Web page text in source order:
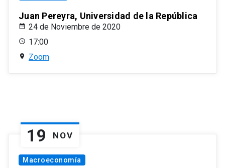
Juan Pereyra, Universidad de la República
24 de Noviembre de 2020
17:00
Zoom
19 NOV
Macroeconomía